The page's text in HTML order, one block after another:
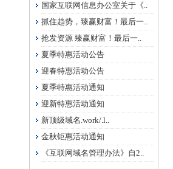
国家互联网信息办公室关于《..
抓住趋势，臻赢财富！最后一..
抢发资源 臻赢财富！最后一..
夏季特惠活动公告
迎春特惠活动公告
夏季特惠活动通知
迎新特惠活动通知
新顶级域名.work/.l..
金秋钜惠活动通知
《互联网域名管理办法》自2..